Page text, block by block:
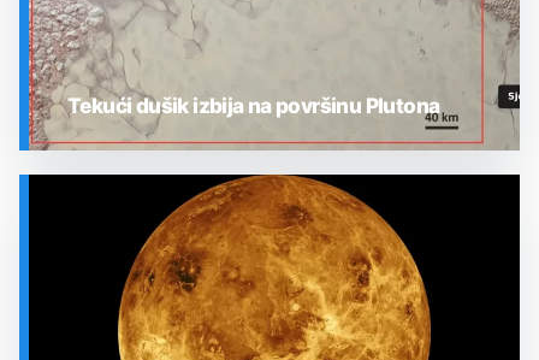
Tekući dušik izbija na površinu Plutona